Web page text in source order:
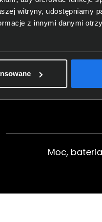
witryny, udostępniamy
z innymi danymi
Przedni
Moc,